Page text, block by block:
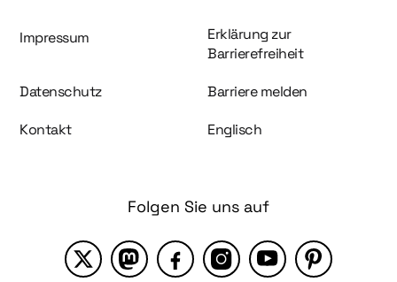
Information und Service
Impressum
Erklärung zur
Barrierefreiheit
Datenschutz Barriere melden
Kontakt Englisch
Folgen Sie uns auf